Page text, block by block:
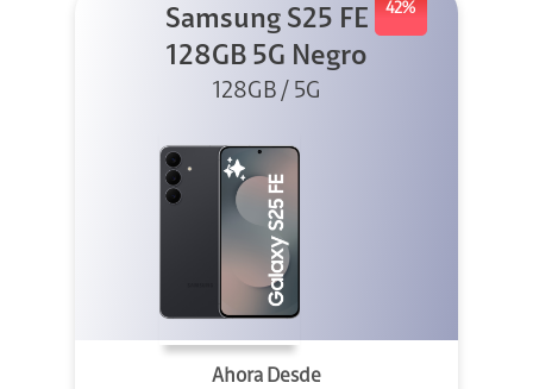
42%
Samsung S25 FE
128GB 5G Negro
128GB / 5G
Ahora Desde